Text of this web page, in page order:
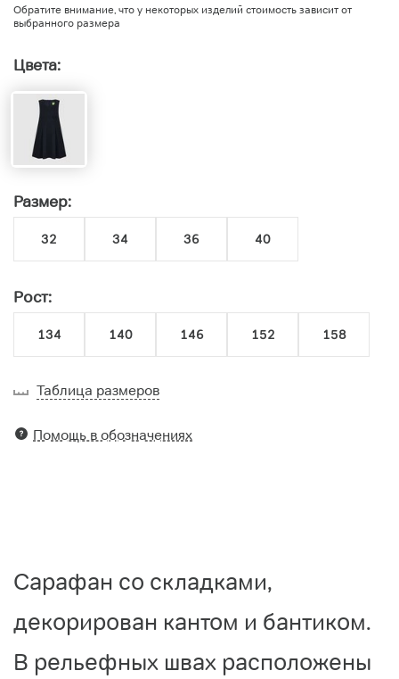
Обратите внимание, что у некоторых изделий стоимость зависит от
выбранного размера
Цвета:
Размер:
32 34 36 40
Рост:
134 140 146 152 158
Таблица размеров
Помощь в обозначениях
Сарафан со складками,
декорирован кантом и бантиком.
В рельефных швах расположены